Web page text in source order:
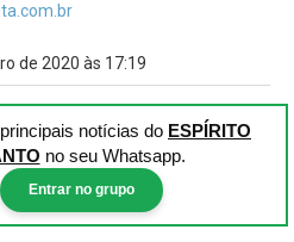
de 2020 às 17:19
notícias do ESPÍRITO
no seu Whatsapp.
Entrar no grupo